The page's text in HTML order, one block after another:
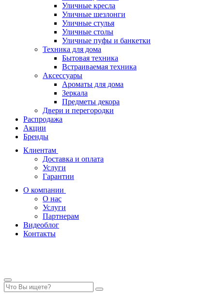
Уличные кресла
Уличные шезлонги
Уличные стулья
Уличные столы
Уличные пуфы и банкетки
Техника для дома
Бытовая техника
Встраиваемая техника
Аксессуары
Ароматы для дома
Зеркала
Предметы декора
Двери и перегородки
Распродажа
Акции
Бренды
Клиентам
Доставка и оплата
Услуги
Гарантии
О компании
О нас
Услуги
Партнерам
Видеоблог
Контакты